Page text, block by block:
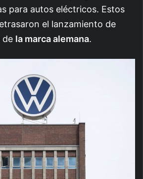
para autos eléctricos. Estos
el lanzamiento de
de la marca alemana.